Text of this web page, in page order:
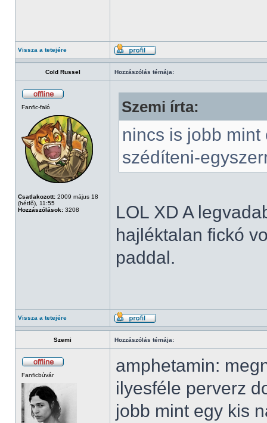
Vissza a tetejére
Cold Russel Hozzászólás témája:
Fanfic-faló
Csatlakozott: 2009 május 18
(hétfő), 11:55
Hozzászólások: 3208
Szemi írta:
nincs is jobb
szédíteni-
LOL XD A
hajléktalan fickó
paddal.
Vissza a tetejére
Szemi Hozzászólás témája:
Fanficbúvár
amphetamin:
ilyesféle perverz
jobb mint egy kis